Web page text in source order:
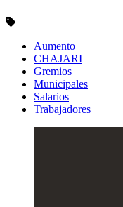
Aumento
CHAJARI
Gremios
Municipales
Salarios
Trabajadores